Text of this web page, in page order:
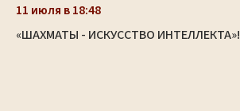
11 июля в 18:48
«ШАХМАТЫ - ИСКУССТВО ИНТЕЛЛЕКТА»!